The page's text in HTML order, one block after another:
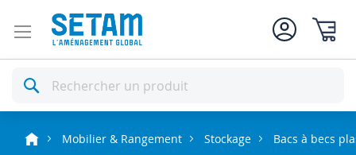
Rechercher
Mobilier & Rangement Stockage Bacs à becs